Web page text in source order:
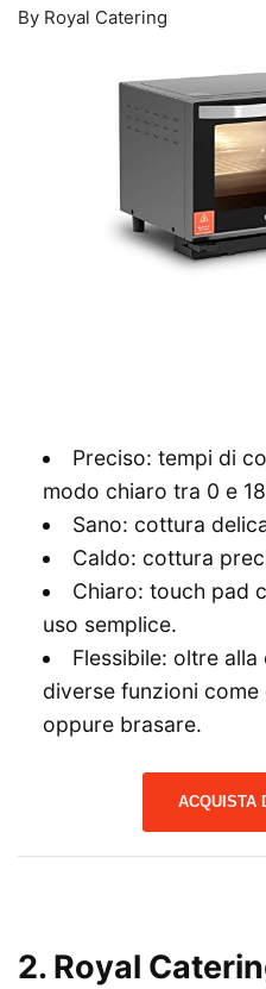
By Royal Catering
Preciso: tempi di
modo chiaro tra 0 e
Sano: cottura
Caldo: cottura
Chiaro: touch pad
uso semplice.
Flessibile: oltre
diverse funzioni
oppure brasare.
ACQUISTA
2. Royal